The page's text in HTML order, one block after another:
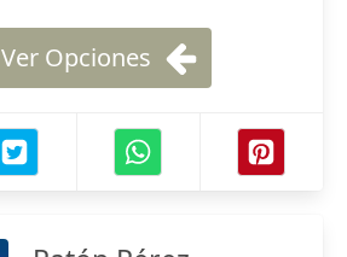
Ver Opciones